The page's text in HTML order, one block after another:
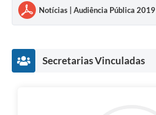
Notícias | Audiência Pública 2019
Secretarias Vinculadas